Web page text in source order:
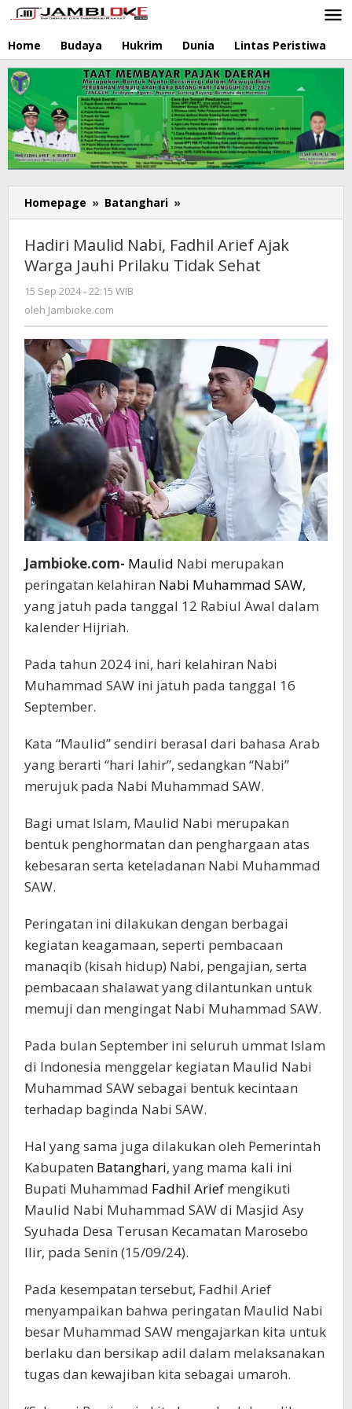
Lewati
ke
konten
Home Budaya Hukrim Dunia Lintas Peristiwa
Homepage » Batanghari »
Maulid
Nabi,
Fadhil
Arief
Tidak
Sehat
Hadiri Maulid Nabi, Fadhil Arief Ajak
Warga Jauhi Prilaku Tidak Sehat
15 Sep 2024 - 22:15 WIB
oleh Jambioke.com
Jambioke.com- Maulid Nabi merupakan
peringatan kelahiran Nabi Muhammad SAW,
yang jatuh pada tanggal 12 Rabiul Awal dalam
kalender Hijriah.
Pada tahun 2024 ini, hari kelahiran Nabi
Muhammad SAW ini jatuh pada tanggal 16
September.
Kata “Maulid” sendiri berasal dari bahasa Arab
yang berarti “hari lahir”, sedangkan “Nabi”
merujuk pada Nabi Muhammad SAW.
Bagi umat Islam, Maulid Nabi merupakan
bentuk penghormatan dan penghargaan atas
kebesaran serta keteladanan Nabi Muhammad
SAW.
Peringatan ini dilakukan dengan berbagai
kegiatan keagamaan, seperti pembacaan
manaqib (kisah hidup) Nabi, pengajian, serta
pembacaan shalawat yang dilantunkan untuk
memuji dan mengingat Nabi Muhammad SAW.
Pada bulan September ini seluruh ummat Islam
di Indonesia menggelar kegiatan Maulid Nabi
Muhammad SAW sebagai bentuk kecintaan
terhadap baginda Nabi SAW.
Hal yang sama juga dilakukan oleh Pemerintah
Kabupaten Batanghari, yang mama kali ini
Bupati Muhammad Fadhil Arief mengikuti
Maulid Nabi Muhammad SAW di Masjid Asy
Syuhada Desa Terusan Kecamatan Marosebo
Ilir, pada Senin (15/09/24).
Pada kesempatan tersebut, Fadhil Arief
menyampaikan bahwa peringatan Maulid Nabi
besar Muhammad SAW mengajarkan kita untuk
berlaku dan bersikap adil dalam melaksanakan
tugas dan kewajiban kita sebagai umaroh.